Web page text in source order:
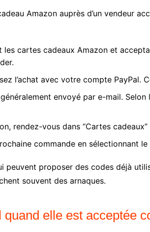
Amazon auprès d’un vendeur
cartes cadeaux Amazon et
l’achat avec votre compte PayPal.
envoyé par e-mail.
rendez-vous dans “Cartes
commande en sélectionnant
proposer des codes déjà
souvent des arnaques.
elle est acceptée